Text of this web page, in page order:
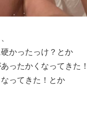
かったっけ？とか
ったかくなってきた！
ってきた！とか